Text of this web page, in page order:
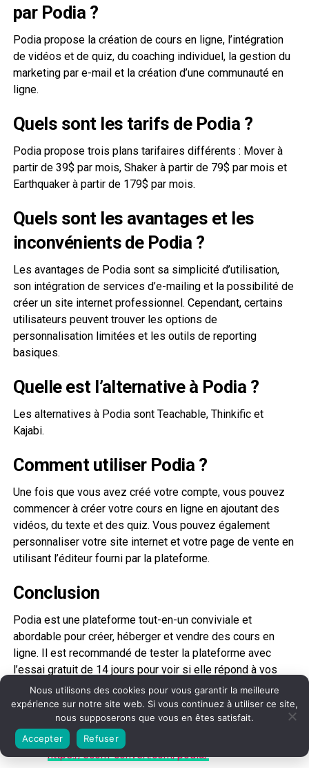
par Podia ?
Podia propose la création de cours en ligne, l’intégration
de vidéos et de quiz, du coaching individuel, la gestion du
marketing par e-mail et la création d’une communauté en
ligne.
Quels sont les tarifs de Podia ?
Podia propose trois plans tarifaires différents : Mover à
partir de 39$ par mois, Shaker à partir de 79$ par mois et
Earthquaker à partir de 179$ par mois.
Quels sont les avantages et les
inconvénients de Podia ?
Les avantages de Podia sont sa simplicité d’utilisation,
son intégration de services d’e-mailing et la possibilité de
créer un site internet professionnel. Cependant, certains
utilisateurs peuvent trouver les options de
personnalisation limitées et les outils de reporting
basiques.
Quelle est l’alternative à Podia ?
Les alternatives à Podia sont Teachable, Thinkific et
Kajabi.
Comment utiliser Podia ?
Une fois que vous avez créé votre compte, vous pouvez
commencer à créer votre cours en ligne en ajoutant des
vidéos, du texte et des quiz. Vous pouvez également
personnaliser votre site internet et votre page de vente en
utilisant l’éditeur fourni par la plateforme.
Conclusion
Podia est une plateforme tout-en-un conviviale et
abordable pour créer, héberger et vendre des cours en
ligne. Il est recommandé de tester la plateforme avec
l’essai gratuit de 14 jours pour voir si elle répond à vos
besoins spécifiques.
Liens sources
https://ecom-convert.com/podia/
Nous utilisons des cookies pour vous garantir la meilleure
expérience sur notre site web. Si vous continuez à utiliser ce site,
nous supposerons que vous en êtes satisfait.
Accepter
Refuser